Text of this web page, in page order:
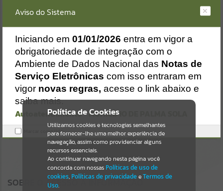
INFORMAÇÃO
CONSTRUÇÃO
Resultados para""
Portais
Por favor, aguarde...
NOTÍCIAS
Por favor, aguarde...
SOBRE O ACESSO À INFORMAÇÃO
Política de Cookies
Utilizamos cookies e tecnologias semelhantes
para fornecer-lhe uma melhor experiência de
navegação, assim como providenciar alguns
recursos essenciais.
Ao continuar navegando nesta página você
concorda com nossas Políticas de uso de
cookies, Políticas de privacidadeeTermos de
Uso.
Aviso do Sistema
Iniciando em 01/01/2026 entra em vigor a
obrigatoriedade de integração com o
Ambiente de Dados Nacional das Notas de
Serviço Eletrônicas com isso entraram em
vigor novas regras, acesse o link abaixo e
saiba mais.
Autoatendimento - MUNICÍPIO DE PALMA SOLA
Marcar como lido.
Erro
Gerenciamento do Sistema
CÓDIGO DA MENSAGEM:
Ocorreu um erro de script:
Uncaught SyntaxError: Unexpected token '('
https://palmasola.atende.net/cidadao/static/bundle/wpo_index_2_b
ase_l2_portal_editores_sync_51eae23a948e64315f37e4869ad2ca1c.js
?v=81b3e61e:47
Verificar Mais Detalhes